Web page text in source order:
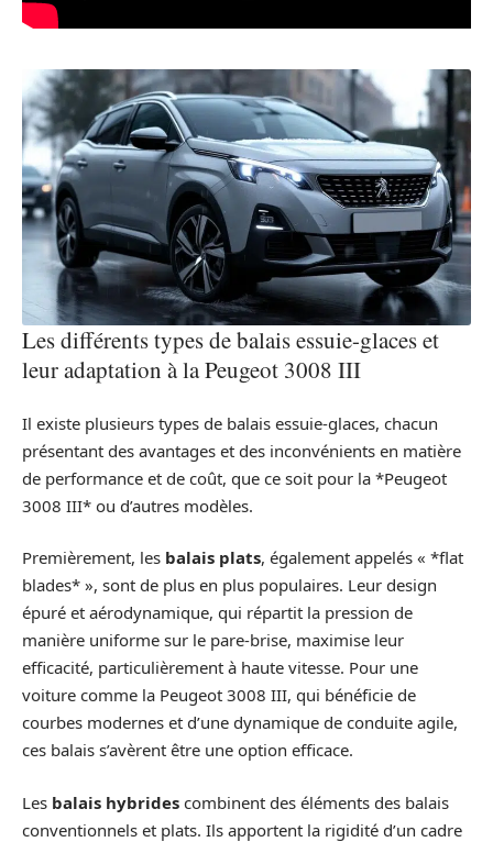
Les différents types de balais essuie-glaces et
leur adaptation à la Peugeot 3008 III
Il existe plusieurs types de balais essuie-glaces, chacun
présentant des avantages et des inconvénients en matière
de performance et de coût, que ce soit pour la *Peugeot
3008 III* ou d’autres modèles.
Premièrement, les balais plats, également appelés « *flat
blades* », sont de plus en plus populaires. Leur design
épuré et aérodynamique, qui répartit la pression de
manière uniforme sur le pare-brise, maximise leur
efficacité, particulièrement à haute vitesse. Pour une
voiture comme la Peugeot 3008 III, qui bénéficie de
courbes modernes et d’une dynamique de conduite agile,
ces balais s’avèrent être une option efficace.
Les balais hybrides combinent des éléments des balais
conventionnels et plats. Ils apportent la rigidité d’un cadre